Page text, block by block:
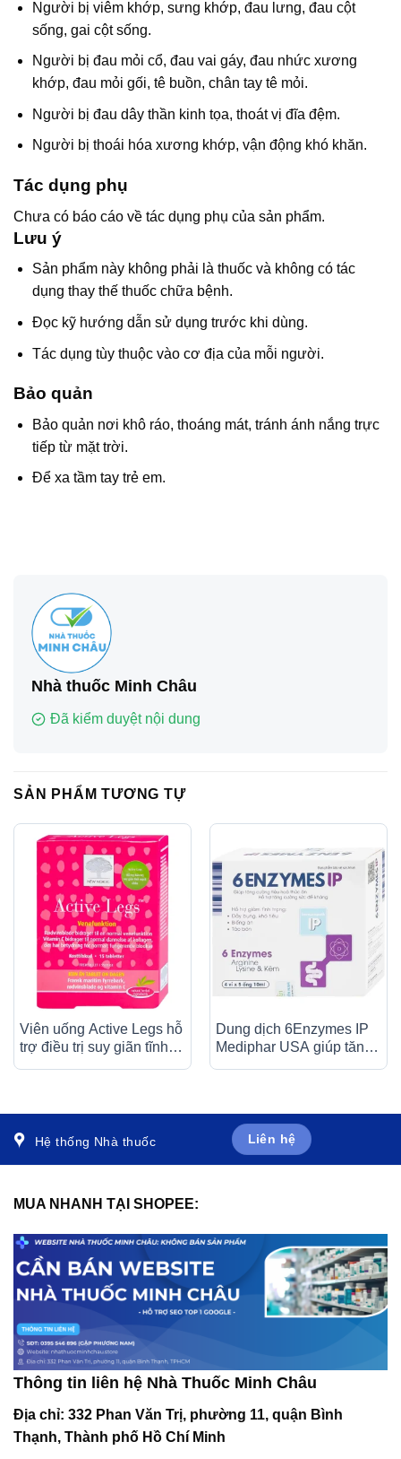
Người bị viêm khớp, sưng khớp, đau lưng, đau cột
sống, gai cột sống.
Người bị đau mỏi cổ, đau vai gáy, đau nhức xương
khớp, đau mỏi gối, tê buồn, chân tay tê mỏi.
Người bị đau dây thần kinh tọa, thoát vị đĩa đệm.
Người bị thoái hóa xương khớp, vận động khó khăn.
Tác dụng phụ
Chưa có báo cáo về tác dụng phụ của sản phẩm.
Lưu ý
Sản phẩm này không phải là thuốc và không có tác
dụng thay thế thuốc chữa bệnh.
Đọc kỹ hướng dẫn sử dụng trước khi dùng.
Tác dụng tùy thuộc vào cơ địa của mỗi người.
Bảo quản
Bảo quản nơi khô ráo, thoáng mát, tránh ánh nắng trực
tiếp từ mặt trời.
Để xa tầm tay trẻ em.
Nhà thuốc Minh Châu
Đã kiểm duyệt nội dung
SẢN PHẨM TƯƠNG TỰ
Viên uống Active Legs hỗ
trợ điều trị suy giãn tĩnh
Dung dịch 6Enzymes IP
Mediphar USA giúp tăng
Hệ thống Nhà thuốc Liên hệ
MUA NHANH TẠI SHOPEE:
Thông tin liên hệ Nhà Thuốc Minh Châu
Địa chỉ: 332 Phan Văn Trị, phường 11, quận Bình
Thạnh, Thành phố Hồ Chí Minh